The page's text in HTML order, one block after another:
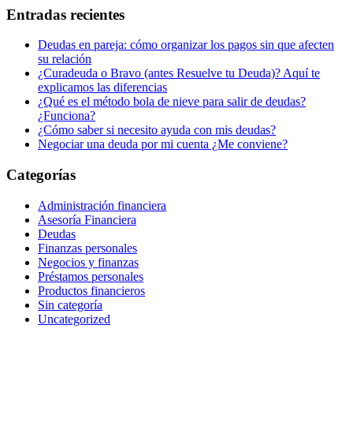
Entradas recientes
Deudas en pareja: cómo organizar los pagos sin que afecten
su relación
¿Curadeuda o Bravo (antes Resuelve tu Deuda)? Aquí te
explicamos las diferencias
¿Qué es el método bola de nieve para salir de deudas?
¿Funciona?
¿Cómo saber si necesito ayuda con mis deudas?
Negociar una deuda por mi cuenta ¿Me conviene?
Categorías
Administración financiera
Asesoría Financiera
Deudas
Finanzas personales
Negocios y finanzas
Préstamos personales
Productos financieros
Sin categoría
Uncategorized